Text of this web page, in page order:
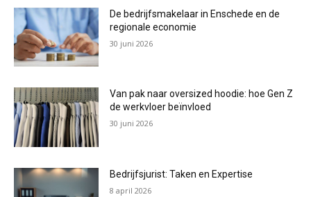
De bedrijfsmakelaar in Enschede en de
regionale economie
30 juni 2026
Van pak naar oversized hoodie: hoe Gen Z
de werkvloer beïnvloed
30 juni 2026
Bedrijfsjurist: Taken en Expertise
8 april 2026